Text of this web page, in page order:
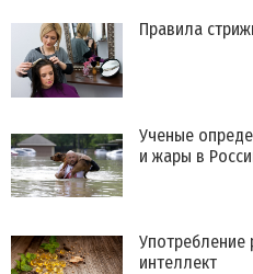
Правила
Ученые
и жары в
интеллект